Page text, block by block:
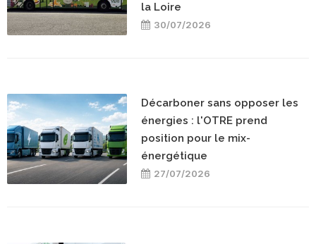
la Loire
30/07/2026
Décarboner sans opposer les
énergies : l'OTRE prend
position pour le mix-
énergétique
27/07/2026